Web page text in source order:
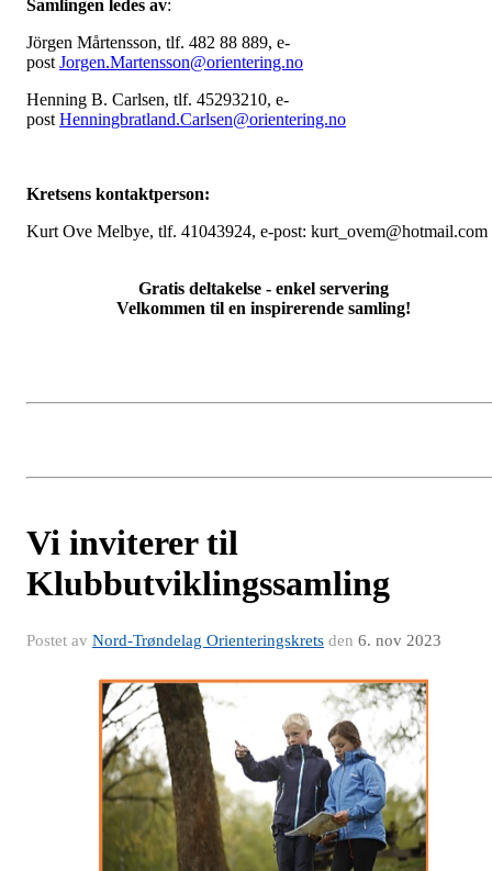
Samlingen ledes av:
Jörgen Mårtensson, tlf. 482 88 889, e-
post Jorgen.Martensson@orientering.no
Henning B. Carlsen, tlf. 45293210, e-
post Henningbratland.Carlsen@orientering.no
Kretsens kontaktperson:
Kurt Ove Melbye, tlf. 41043924, e-post: kurt_ovem@hotmail.com
Gratis deltakelse - enkel servering
Velkommen til en inspirerende samling!
Vi inviterer til
Klubbutviklingssamling
Postet av Nord-Trøndelag Orienteringskrets den 6. nov 2023